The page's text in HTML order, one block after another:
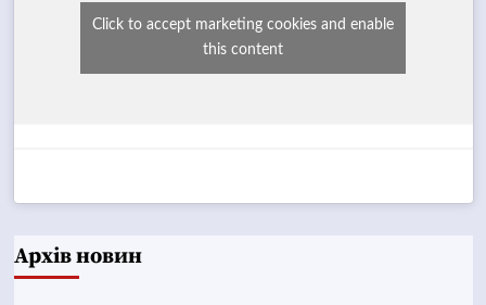
Click to accept marketing cookies and enable
this content
Архів новин